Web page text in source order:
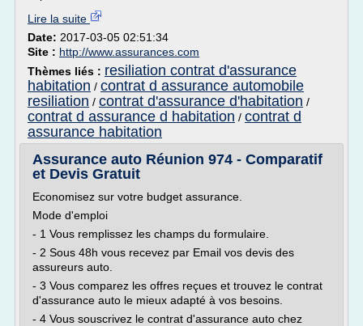
Lire la suite
Date: 2017-03-05 02:51:34
Site : http://www.assurances.com
Thèmes liés : resiliation contrat d'assurance
habitation / contrat d assurance automobile
resiliation / contrat d'assurance d'habitation /
contrat d assurance d habitation / contrat d
assurance habitation
Assurance auto Réunion 974 - Comparatif
et Devis Gratuit
Economisez sur votre budget assurance.
Mode d'emploi
- 1 Vous remplissez les champs du formulaire.
- 2 Sous 48h vous recevez par Email vos devis des
assureurs auto.
- 3 Vous comparez les offres reçues et trouvez le contrat
d'assurance auto le mieux adapté à vos besoins.
- 4 Vous souscrivez le contrat d'assurance auto chez